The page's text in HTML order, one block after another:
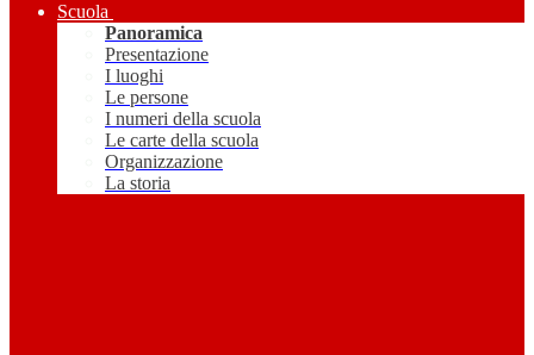
Scuola
Panoramica
Presentazione
I luoghi
Le persone
I numeri della scuola
Le carte della scuola
Organizzazione
La storia